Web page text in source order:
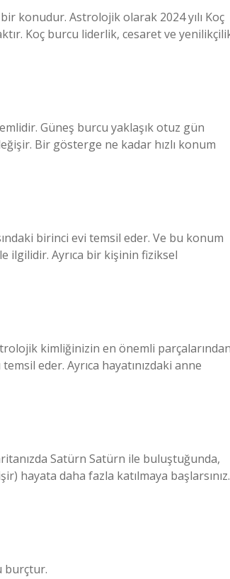
konudur. Astrolojik olarak 2024 yılı Koç
Koç burcu liderlik, cesaret ve
Güneş burcu yaklaşık otuz gün
Bir gösterge ne kadar hızlı konum
birinci evi temsil eder. Ve bu konum
ilgilidir. Ayrıca bir kişinin fiziksel
kimliğinizin en önemli
eder. Ayrıca hayatınızdaki anne
Satürn Satürn ile buluştuğunda,
hayata daha fazla katılmaya başlarsınız.
burçtur.